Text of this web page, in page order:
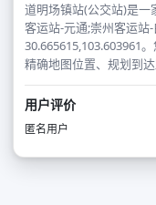
道明场镇站(公交站)是
客运站-元通;崇州客运站-
30.665615,103.603961
精确地图位置、规划到
用户评价
匿名用户